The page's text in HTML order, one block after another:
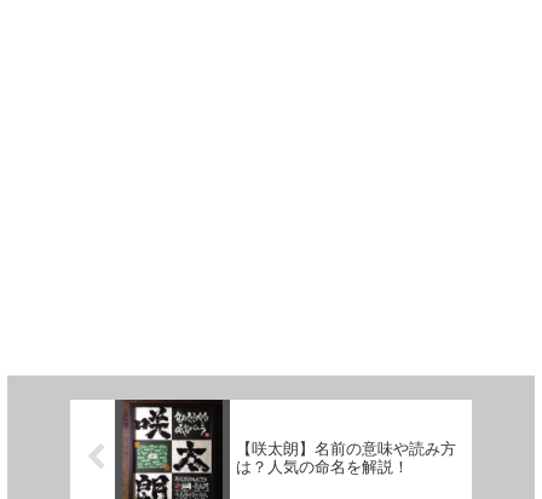
【咲太朗】名前の意味や読み方
は？人気の命名を解説！